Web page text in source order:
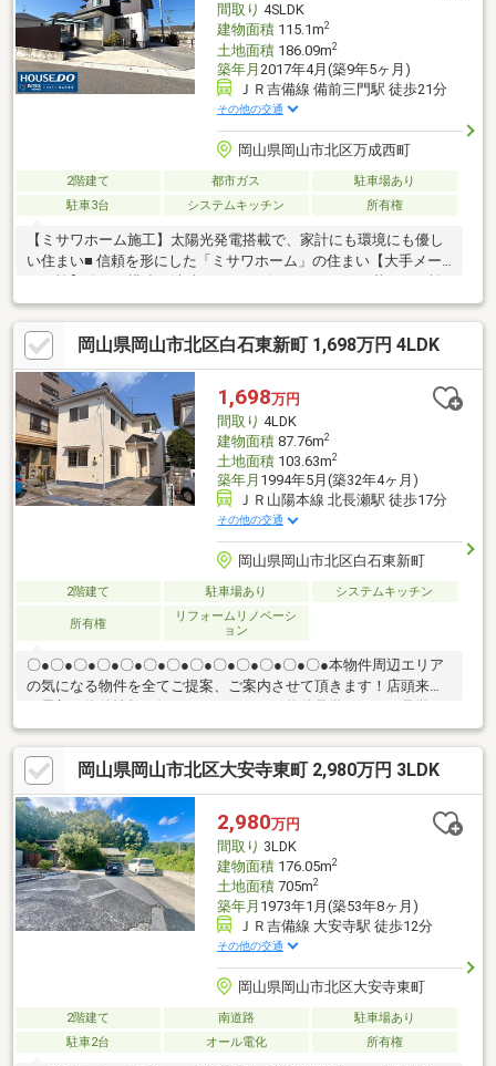
間取り 4SLDK
建物面積115.1m2
土地面積186.09m2
築年月 2017年4月(築9年5ヶ月)
ＪＲ吉備線 備前三門駅 徒歩21分
その他の交通
岡山県岡山市北区万成西町
2階建て 都市ガス
駐車場あり
駐車3台
システムキッチン 所有権
【ミサワホーム施工】太陽光発電搭載で、家計にも環境にも優し
い住まい■ 信頼を形にした「ミサワホーム」の住まい【大手メー
りを与えます 【家計を支える太陽光発電】環境への配慮はもちろ
ん、毎月の光熱費を賢く抑えるエコライフを実現 【4LDK+2S（納
戸）】2つの納戸を備えた豊富な収納力で、室内を常に美しく保て
ます ■ 資産価値を高める「立地と環境」【岡山屈指の人気エリ
ア】伊島小・京山中エリアに位置し、お子様の教育環境も充実
【最大3台駐車可能】カーポート付きで大切なお車を雨から守り、
来客時にも余裕を持って対応できます
岡山県岡山市北区白石東新町 1,698万円 4LDK
1,698万円
間取り 4LDK
建物面積87.76m2
土地面積103.63m2
築年月 1994年5月(築32年4ヶ月)
ＪＲ山陽本線 北長瀬駅 徒歩17分
その他の交通
岡山県岡山市北区白石東新町
2階建て 駐車場あり システムキッチン
所有権
リフォームリノベーシ
ョン
〇●〇●〇●〇●〇●〇●〇●〇●〇●〇●〇●〇●〇●本物件周辺エリア
の気になる物件を全てご提案、ご案内させて頂きます！店頭来店
アーは【その場確定！ 見学予約する（無料）からご予約下さ
い】〇●〇●〇●〇●〇●〇●〇●〇●〇●〇●〇●〇●〇●2026年3月リ
フォーム済み！駐車2台可能！〇●〇●〇●〇●〇●〇●〇●〇●〇●〇
●〇●〇●〇●住まいのこと、マルっと。SUMiTASが住まい探しを
徹底サポートします〇●〇●〇●〇●〇●〇●〇●〇●〇●〇●〇●〇●〇
●
岡山県岡山市北区大安寺東町 2,980万円 3LDK
2,980万円
間取り 3LDK
建物面積176.05m2
土地面積705m2
築年月 1973年1月(築53年8ヶ月)
ＪＲ吉備線 大安寺駅 徒歩12分
その他の交通
岡山県岡山市北区大安寺東町
2階建て 南道路
駐車場あり
駐車2台
オール電化 所有権